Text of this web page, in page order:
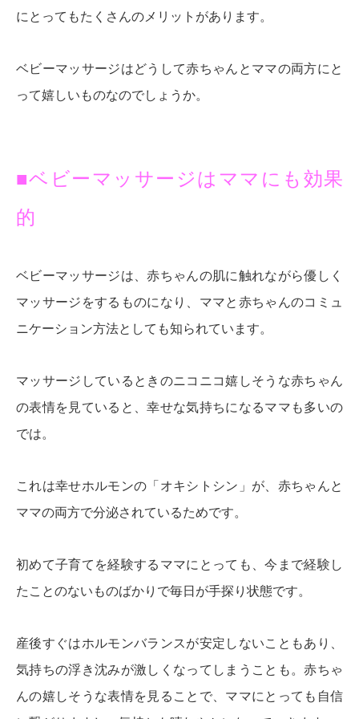
にとってもたくさんのメリットがあります。
ベビーマッサージはどうして赤ちゃんとママの両方にと
って嬉しいものなのでしょうか。
■ベビーマッサージはママにも効果
的
ベビーマッサージは、赤ちゃんの肌に触れながら優しく
マッサージをするものになり、ママと赤ちゃんのコミュ
ニケーション方法としても知られています。
マッサージしているときのニコニコ嬉しそうな赤ちゃん
の表情を見ていると、幸せな気持ちになるママも多いの
では。
これは幸せホルモンの「オキシトシン」が、赤ちゃんと
ママの両方で分泌されているためです。
初めて子育てを経験するママにとっても、今まで経験し
たことのないものばかりで毎日が手探り状態です。
産後すぐはホルモンバランスが安定しないこともあり、
気持ちの浮き沈みが激しくなってしまうことも。赤ちゃ
んの嬉しそうな表情を見ることで、ママにとっても自信